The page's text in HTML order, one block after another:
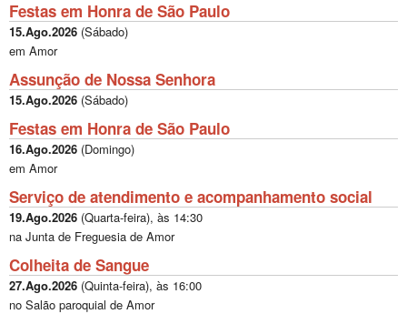
Festas em Honra de São Paulo
15.Ago.2026 (Sábado)
em Amor
Assunção de Nossa Senhora
15.Ago.2026 (Sábado)
Festas em Honra de São Paulo
16.Ago.2026 (Domingo)
em Amor
Serviço de atendimento e acompanhamento social
19.Ago.2026 (Quarta-feira), às 14:30
na Junta de Freguesia de Amor
Colheita de Sangue
27.Ago.2026 (Quinta-feira), às 16:00
no Salão paroquial de Amor